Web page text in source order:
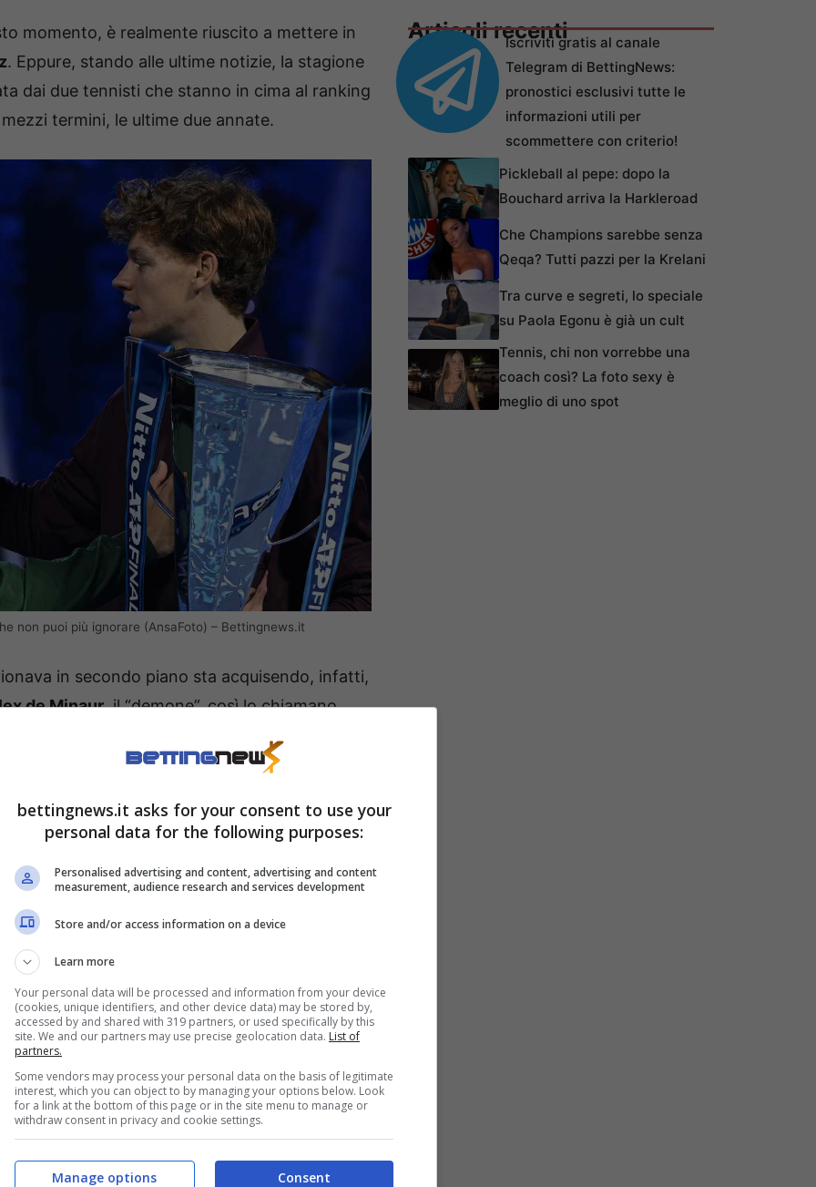
momento, è realmente riuscito a mettere in
. Eppure, stando alle ultime notizie, la stagione
dai due tennisti che stanno in cima al ranking
termini, le ultime due annate.
non puoi più ignorare (AnsaFoto) – Bettingnews.it
in secondo piano sta acquisendo, infatti,
de Minaur, il “demone”, così lo chiamano,
sta preparando un’accelerazione che
terzo incomodo del circuito.
porte della United Cup alle porte,
sua strategia. Non si è limitato a parlare di
del lavoro che ha fatto sul fisico e
trainer. Spiegando, a margine, di essere
per mettere in difficoltà i rivali che, finora,
potrebbe rompere il
diverse volte negli ultimi anni e percepisce,
quanto non fosse prima. Pensa dunque che la
che ci siano le condizioni, alla luce di ciò, per
Articoli recentiIscriviti gratis al canale
Telegram di BettingNews:
pronostici esclusivi tutte le
informazioni utili per
scommettere con criterio!
Pickleball al pepe: dopo la
Bouchard arriva la Harkleroad
Che Champions sarebbe senza
Qeqa? Tutti pazzi per la Krelani
Tra curve e segreti, lo speciale
su Paola Egonu è già un cult
Tennis, chi non vorrebbe una
coach così? La foto sexy è
meglio di uno spot
bettingnews.it asks for your consent to use your
personal data for the following purposes:
Personalised advertising and content, advertising and content
measurement, audience research and services development
Store and/or access information on a device
Learn more
Your personal data will be processed and information from your device
(cookies, unique identifiers, and other device data) may be stored by,
accessed by and shared with 319 partners, or used specifically by this
site. We and our partners may use precise geolocation data. List of
partners.
Some vendors may process your personal data on the basis of legitimate
interest, which you can object to by managing your options below. Look
for a link at the bottom of this page or in the site menu to manage or
withdraw consent in privacy and cookie settings.
Consent
Manage options